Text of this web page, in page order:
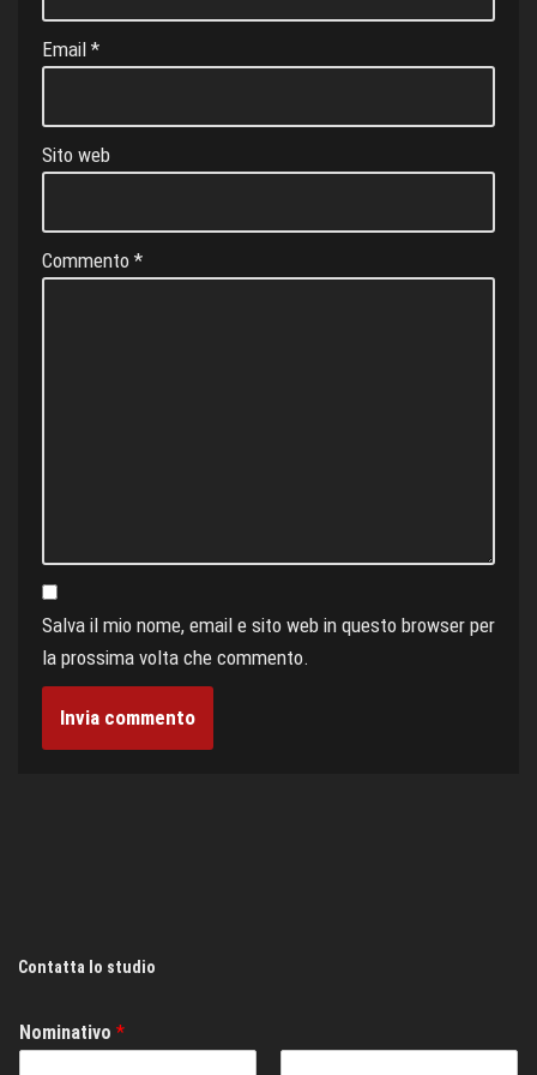
Email *
Sito web
Commento *
Salva il mio nome, email e sito web in questo browser per
la prossima volta che commento.
Contatta lo studio
Nominativo *